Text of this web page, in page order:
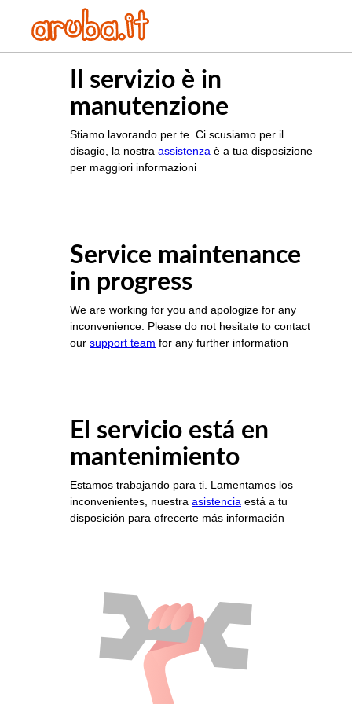
Il servizio è in
manutenzione
Stiamo lavorando per te. Ci scusiamo per il
disagio, la nostra assistenza è a tua disposizione
per maggiori informazioni
Service maintenance
in progress
We are working for you and apologize for any
inconvenience. Please do not hesitate to contact
our support team for any further information
El servicio está en
mantenimiento
Estamos trabajando para ti. Lamentamos los
inconvenientes, nuestra asistencia está a tu
disposición para ofrecerte más información